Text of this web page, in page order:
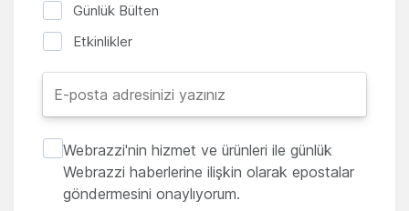
Günlük Bülten
Etkinlikler
Webrazzi'nin hizmet ve ürünleri ile günlük
Webrazzi haberlerine ilişkin olarak epostalar
göndermesini onaylıyorum.